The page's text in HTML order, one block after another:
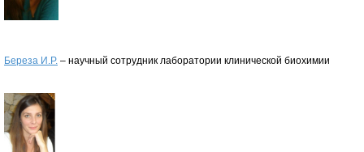
Береза И.Р. – научный сотрудник лаборатории клинической биохимии